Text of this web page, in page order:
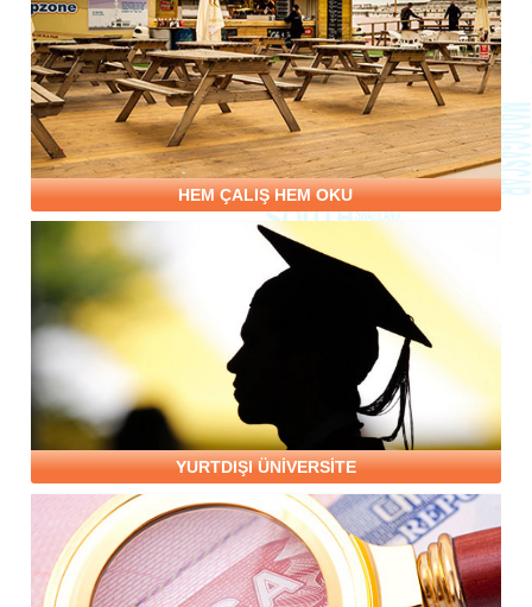
HEM ÇALIŞ HEM OKU
YURTDIŞI ÜNİVERSİTE